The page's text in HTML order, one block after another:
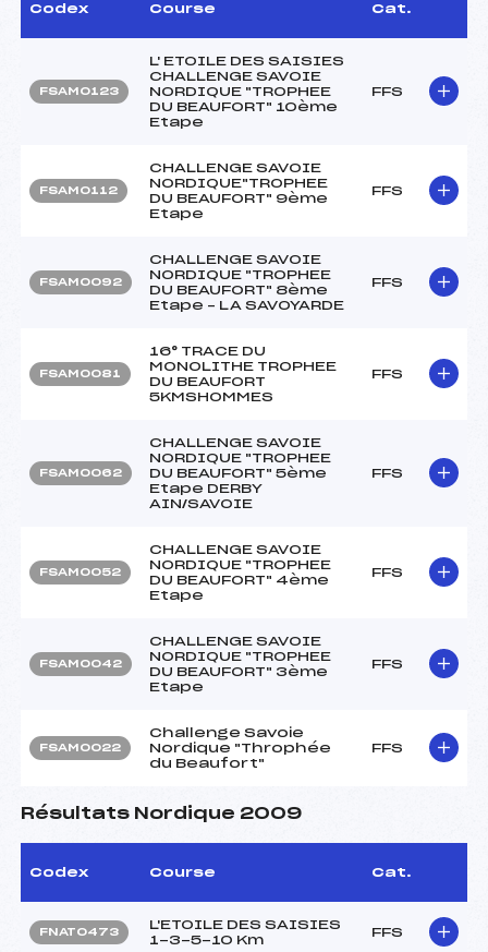
Codex Course Cat.
FSAM0123
L' ETOILE DES SAISIES
CHALLENGE SAVOIE
NORDIQUE "TROPHEE
DU BEAUFORT" 10ème
Etape
FFS
FSAM0112
CHALLENGE SAVOIE
NORDIQUE"TROPHEE
DU BEAUFORT" 9ème
Etape
FFS
FSAM0092
CHALLENGE SAVOIE
NORDIQUE "TROPHEE
DU BEAUFORT" 8ème
Etape – LA SAVOYARDE
FFS
FSAM0081
16° TRACE DU
MONOLITHE TROPHEE
DU BEAUFORT
5KMSHOMMES
FFS
FSAM0062
CHALLENGE SAVOIE
NORDIQUE "TROPHEE
DU BEAUFORT" 5ème
Etape DERBY
AIN/SAVOIE
FFS
FSAM0052
CHALLENGE SAVOIE
NORDIQUE "TROPHEE
DU BEAUFORT" 4ème
Etape
FFS
FSAM0042
CHALLENGE SAVOIE
NORDIQUE "TROPHEE
DU BEAUFORT" 3ème
Etape
FFS
FSAM0022
Challenge Savoie
Nordique "Throphée
du Beaufort"
FFS
Résultats Nordique 2009
Codex Course Cat.
FNAT0473
L'ETOILE DES SAISIES
1-3-5-10 Km
FFS